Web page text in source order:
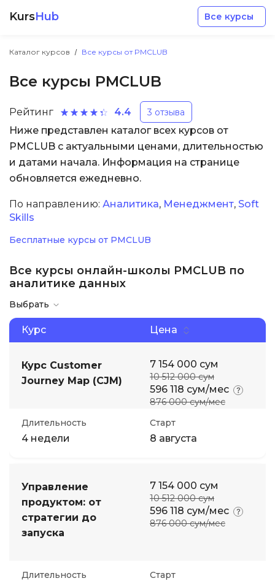
KursHub Все курсы
Каталог курсов Все курсы от PMCLUB
Все курсы PMCLUB
Рейтинг 4.4 3 отзыва
Ниже представлен каталог всех курсов от
PMCLUB с актуальными ценами, длительностью
и датами начала. Информация на странице
обновляется ежедневно.
По направлению: Аналитика, Менеджмент, Soft
Skills
Бесплатные курсы от PMCLUB
Все курсы онлайн-школы PMCLUB по
аналитике данных
Выбрать
Курс Цена
Курс Customer
Journey Map (CJM)
7 154 000 сум
10 512 000 сум
596 118 сум/мес
876 000 сум/мес
Длительность
4 недели
Старт
8 августа
Управление
продуктом: от
стратегии до
запуска
7 154 000 сум
10 512 000 сум
596 118 сум/мес
876 000 сум/мес
Длительность Старт
Разработка
Маркетинг
Дизайн
Аналитика
Менеджмент
Иностранные языки
Soft Skills
ДПО
Акции и промокоды